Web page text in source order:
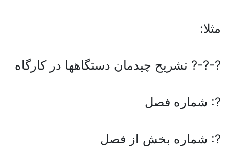
مثلا:
?-?-? تشریح چیدمان دستگاهها در کارگاه
?: شماره فصل
?: شماره بخش از فصل